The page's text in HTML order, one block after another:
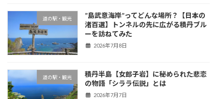
道の駅・観光
”島武意海岸”ってどんな場所？【日本の
渚百選】トンネルの先に広がる積丹ブル
ーを訪ねてみた
2026年7月8日
道の駅・観光
積丹半島【女郎子岩】に秘められた悲恋
の物語「シララ伝説」とは
2026年7月7日